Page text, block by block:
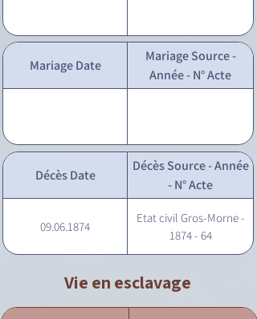
Mariage Date
Mariage Source -
Année - N° Acte
Décès Date
Décès Source - Année
- N° Acte
09.06.1874
Etat civil Gros-Morne -
1874 - 64
Vie en esclavage